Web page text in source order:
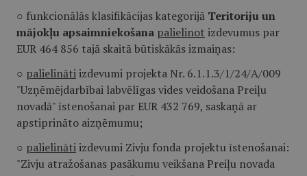
○ funkcionālās klasifikācijas kategorijā Teritoriju un
mājokļu apsaimniekošana palielinot izdevumus par
EUR 464 856 tajā skaitā būtiskākās izmaiņas:
○ palielinātiizdevumi projekta Nr. 6.1.1.3/1/24/A/009
"Uzņēmējdarbībai labvēlīgas vides veidošana Preiļu
novadā" īstenošanai par EUR 432 769, saskaņā ar
apstiprināto aizņēmumu;
○ palielinātiizdevumi Zivju fonda projektu īstenošanai:
"Zivju atražošanas pasākumu veikšana Preiļu novada